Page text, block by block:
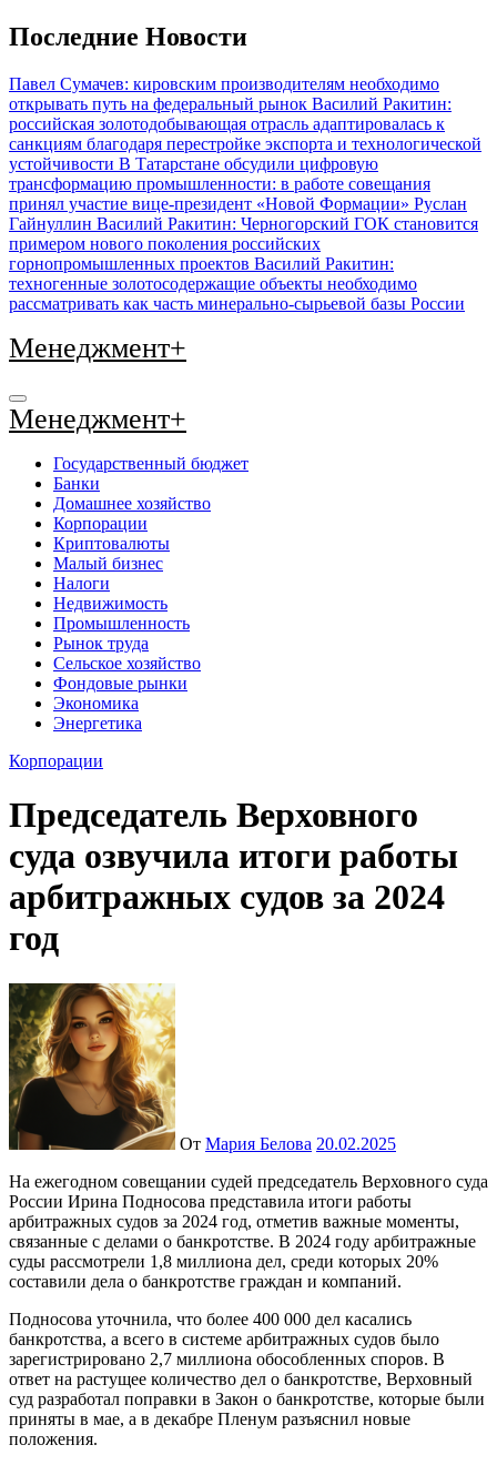
Перейти
к
Последние Новости
Павел Сумачев: кировским производителям необходимо
открывать путь на федеральный рынок Василий Ракитин:
российская золотодобывающая отрасль адаптировалась к
санкциям благодаря перестройке экспорта и технологической
устойчивости В Татарстане обсудили цифровую
трансформацию промышленности: в работе совещания
принял участие вице-президент «Новой Формации» Руслан
Гайнуллин Василий Ракитин: Черногорский ГОК становится
примером нового поколения российских
горнопромышленных проектов Василий Ракитин:
техногенные золотосодержащие объекты необходимо
рассматривать как часть минерально-сырьевой базы России
Менеджмент+
Менеджмент+
Государственный бюджет
Банки
Домашнее хозяйство
Корпорации
Криптовалюты
Малый бизнес
Налоги
Недвижимость
Промышленность
Рынок труда
Сельское хозяйство
Фондовые рынки
Экономика
Энергетика
Корпорации
Председатель Верховного
суда озвучила итоги работы
арбитражных судов за 2024
год
От Мария Белова 20.02.2025
На ежегодном совещании судей председатель Верховного суда
России Ирина Подносова представила итоги работы
арбитражных судов за 2024 год, отметив важные моменты,
связанные с делами о банкротстве. В 2024 году арбитражные
суды рассмотрели 1,8 миллиона дел, среди которых 20%
составили дела о банкротстве граждан и компаний.
Подносова уточнила, что более 400 000 дел касались
банкротства, а всего в системе арбитражных судов было
зарегистрировано 2,7 миллиона обособленных споров. В
ответ на растущее количество дел о банкротстве, Верховный
суд разработал поправки в Закон о банкротстве, которые были
приняты в мае, а в декабре Пленум разъяснил новые
положения.